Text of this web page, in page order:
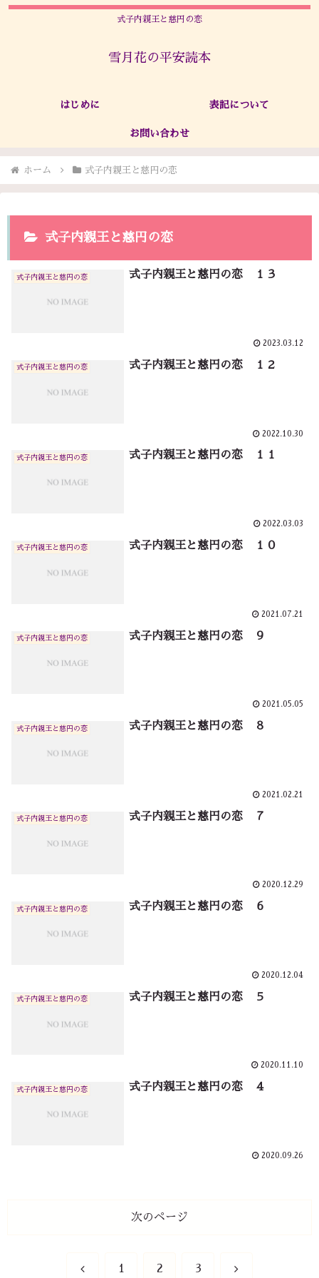
式子内親王と慈円の恋
雪月花の平安読本
はじめに 表記について
お問い合わせ
ホーム 式子内親王と慈円の恋
式子内親王と慈円の恋
式子内親王と慈円の恋 式子内親王と慈円の恋 １３
2023.03.12
式子内親王と慈円の恋 式子内親王と慈円の恋 １２
2022.10.30
式子内親王と慈円の恋 式子内親王と慈円の恋 １１
2022.03.03
式子内親王と慈円の恋 式子内親王と慈円の恋 １０
2021.07.21
式子内親王と慈円の恋 式子内親王と慈円の恋 ９
2021.05.05
式子内親王と慈円の恋 式子内親王と慈円の恋 ８
2021.02.21
式子内親王と慈円の恋 式子内親王と慈円の恋 ７
2020.12.29
式子内親王と慈円の恋 式子内親王と慈円の恋 ６
2020.12.04
式子内親王と慈円の恋 式子内親王と慈円の恋 ５
2020.11.10
式子内親王と慈円の恋 式子内親王と慈円の恋 ４
2020.09.26
次のページ
前 1 2 3 次